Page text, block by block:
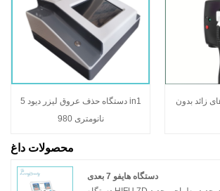
دستگاه حذف عروق لیزر دیود 5 in1
980 نانومتری
زائد بدون
محصولات داغ
دستگاه هایفو 7 بعدی